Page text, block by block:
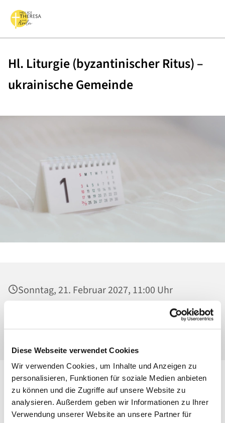
Diese Webseite verwendet Cookies
Wir verwenden Cookies, um Inhalte und Anzeigen zu
personalisieren, Funktionen für soziale Medien anbieten
zu können und die Zugriffe auf unsere Website zu
analysieren. Außerdem geben wir Informationen zu Ihrer
Verwendung unserer Website an unsere Partner für
Hl. Liturgie (byzantinischer Ritus) –
ukrainische Gemeinde
Sonntag, 21. Februar 2027, 11:00 Uhr
Heilig Kreuz, Kirche, Malchower Weg 22-24,
13053 Berlin